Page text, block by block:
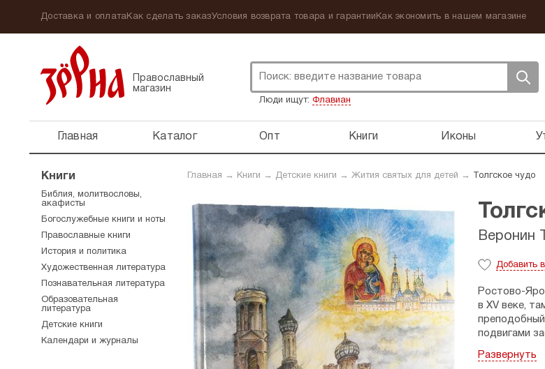
Доставка и оплатаКак сделать заказУсловия возврата товара и гарантии Как экономить в нашем магазине
Православный
магазин
Люди ищут: Флавиан
Главная Каталог Опт Книги Иконы
Главная → Книги → Детские книги → Жития святых для детей → Толгское чудо
Веронин
Добавить
Ростово-
в XV веке,
подвигами
чудеса…
Развернуть
Книги
Библия, молитвословы,
акафисты
Богослужебные книги и ноты
Православные книги
История и политика
Художественная литература
Познавательная литература
Образовательная
литература
Детские книги
Календари и журналы